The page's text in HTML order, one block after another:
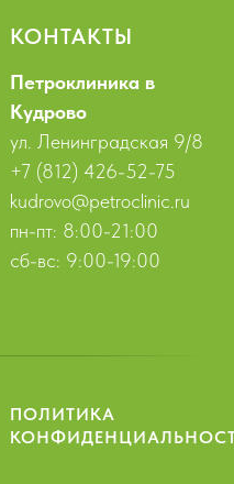
КОНТАКТЫ
Петроклиника в
Кудрово
ул. Ленинградская 9/8
+7 (812) 426-52-75
kudrovo@petroclinic.ru
пн-пт: 8:00-21:00
сб-вс: 9:00-19:00
ПОЛИТИКА